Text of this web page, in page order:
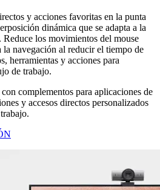
y acciones favoritas en la punta
dinámica que se adapta a la
Reduce los movimientos del mouse
navegación al reducir el tiempo de
herramientas y acciones para
de trabajo.
complementos para aplicaciones de
y accesos directos personalizados